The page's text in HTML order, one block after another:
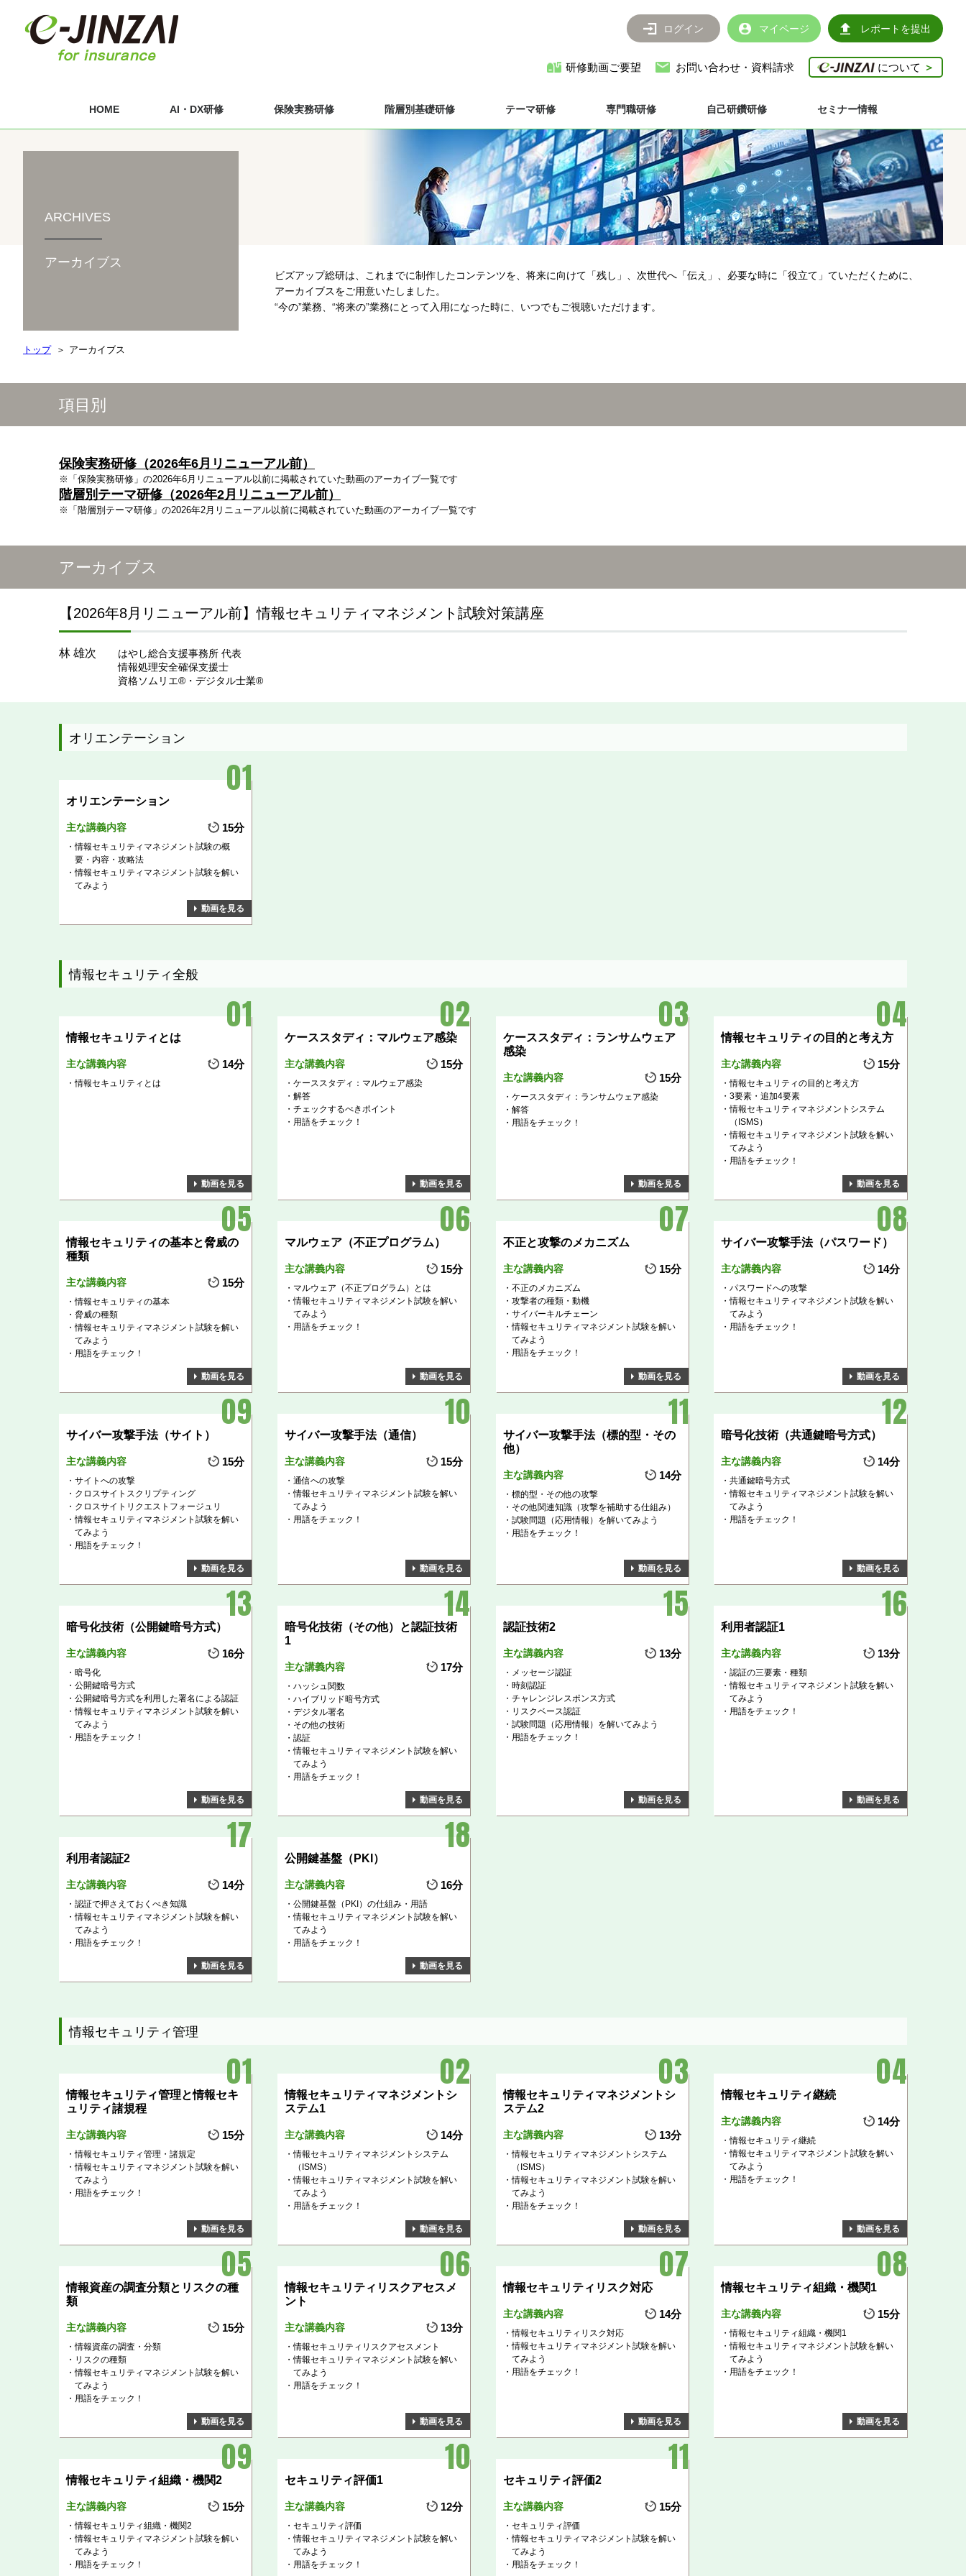
ログイン マイページ レポートを提出
研修動画ご要望 お問い合わせ・資料請求 について ＞
HOME AI・DX研修 保険実務研修 階層別基礎研修 テーマ研修 専門職研修 自己研鑽研修 セミナー情報
ARCHIVES
アーカイブス
ビズアップ総研は、これまでに制作したコンテンツを、将来に向けて「残し」、次世代へ「伝え」、必要な時に「役立て」ていただくために、
アーカイブスをご用意いたしました。
“今の”業務、“将来の”業務にとって入用になった時に、いつでもご視聴いただけます。
トップ アーカイブス
項目別
保険実務研修（2026年6月リニューアル前）
※「保険実務研修」の2026年6月リニューアル以前に掲載されていた動画のアーカイブ一覧です
階層別テーマ研修（2026年2月リニューアル前）
※「階層別テーマ研修」の2026年2月リニューアル以前に掲載されていた動画のアーカイブ一覧です
アーカイブス
【2026年8月リニューアル前】情報セキュリティマネジメント試験対策講座
林 雄次
はやし総合支援事務所 代表
情報処理安全確保支援士
資格ソムリエ®・デジタル士業®
オリエンテーション
オリエンテーション
主な講義内容 15分
情報セキュリティマネジメント試験の概
要・内容・攻略法
情報セキュリティマネジメント試験を解い
てみよう
動画を見る
情報セキュリティ全般
情報セキュリティとは
主な講義内容 14分
情報セキュリティとは
動画を見る
ケーススタディ：マルウェア感染
主な講義内容 15分
ケーススタディ：マルウェア感染
解答
チェックするべきポイント
用語をチェック！
動画を見る
ケーススタディ：ランサムウェア
感染
主な講義内容 15分
ケーススタディ：ランサムウェア感染
解答
用語をチェック！
動画を見る
情報セキュリティの目的と考え方
主な講義内容 15分
情報セキュリティの目的と考え方
3要素・追加4要素
情報セキュリティマネジメントシステム
（ISMS）
情報セキュリティマネジメント試験を解い
てみよう
用語をチェック！
動画を見る
情報セキュリティの基本と脅威の
種類
主な講義内容 15分
情報セキュリティの基本
脅威の種類
情報セキュリティマネジメント試験を解い
てみよう
用語をチェック！
動画を見る
マルウェア（不正プログラム）
主な講義内容 15分
マルウェア（不正プログラム）とは
情報セキュリティマネジメント試験を解い
てみよう
用語をチェック！
動画を見る
不正と攻撃のメカニズム
主な講義内容 15分
不正のメカニズム
攻撃者の種類・動機
サイバーキルチェーン
情報セキュリティマネジメント試験を解い
てみよう
用語をチェック！
動画を見る
サイバー攻撃手法（パスワード）
主な講義内容 14分
パスワードへの攻撃
情報セキュリティマネジメント試験を解い
てみよう
用語をチェック！
動画を見る
サイバー攻撃手法（サイト）
主な講義内容 15分
サイトへの攻撃
クロスサイトスクリプティング
クロスサイトリクエストフォージュリ
情報セキュリティマネジメント試験を解い
てみよう
用語をチェック！
動画を見る
サイバー攻撃手法（通信）
主な講義内容 15分
通信への攻撃
情報セキュリティマネジメント試験を解い
てみよう
用語をチェック！
動画を見る
サイバー攻撃手法（標的型・その
他）
主な講義内容 14分
標的型・その他の攻撃
その他関連知識（攻撃を補助する仕組み）
試験問題（応用情報）を解いてみよう
用語をチェック！
動画を見る
暗号化技術（共通鍵暗号方式）
主な講義内容 14分
共通鍵暗号方式
情報セキュリティマネジメント試験を解い
てみよう
用語をチェック！
動画を見る
暗号化技術（公開鍵暗号方式）
主な講義内容 16分
暗号化
公開鍵暗号方式
公開鍵暗号方式を利用した署名による認証
情報セキュリティマネジメント試験を解い
てみよう
用語をチェック！
動画を見る
暗号化技術（その他）と認証技術
1
主な講義内容 17分
ハッシュ関数
ハイブリッド暗号方式
デジタル署名
その他の技術
認証
情報セキュリティマネジメント試験を解い
てみよう
用語をチェック！
動画を見る
認証技術2
主な講義内容 13分
メッセージ認証
時刻認証
チャレンジレスポンス方式
リスクベース認証
試験問題（応用情報）を解いてみよう
用語をチェック！
動画を見る
利用者認証1
主な講義内容 13分
認証の三要素・種類
情報セキュリティマネジメント試験を解い
てみよう
用語をチェック！
動画を見る
利用者認証2
主な講義内容 14分
認証で押さえておくべき知識
情報セキュリティマネジメント試験を解い
てみよう
用語をチェック！
動画を見る
公開鍵基盤（PKI）
主な講義内容 16分
公開鍵基盤（PKI）の仕組み・用語
情報セキュリティマネジメント試験を解い
てみよう
用語をチェック！
動画を見る
情報セキュリティ管理
情報セキュリティ管理と情報セキ
ュリティ諸規程
主な講義内容 15分
情報セキュリティ管理・諸規定
情報セキュリティマネジメント試験を解い
てみよう
用語をチェック！
動画を見る
情報セキュリティマネジメントシ
ステム1
主な講義内容 14分
情報セキュリティマネジメントシステム
（ISMS）
情報セキュリティマネジメント試験を解い
てみよう
用語をチェック！
動画を見る
情報セキュリティマネジメントシ
ステム2
主な講義内容 13分
情報セキュリティマネジメントシステム
（ISMS）
情報セキュリティマネジメント試験を解い
てみよう
用語をチェック！
動画を見る
情報セキュリティ継続
主な講義内容 14分
情報セキュリティ継続
情報セキュリティマネジメント試験を解い
てみよう
用語をチェック！
動画を見る
情報資産の調査分類とリスクの種
類
主な講義内容 15分
情報資産の調査・分類
リスクの種類
情報セキュリティマネジメント試験を解い
てみよう
用語をチェック！
動画を見る
情報セキュリティリスクアセスメ
ント
主な講義内容 13分
情報セキュリティリスクアセスメント
情報セキュリティマネジメント試験を解い
てみよう
用語をチェック！
動画を見る
情報セキュリティリスク対応
主な講義内容 14分
情報セキュリティリスク対応
情報セキュリティマネジメント試験を解い
てみよう
用語をチェック！
動画を見る
情報セキュリティ組織・機関1
主な講義内容 15分
情報セキュリティ組織・機関1
情報セキュリティマネジメント試験を解い
てみよう
用語をチェック！
動画を見る
情報セキュリティ組織・機関2
主な講義内容 15分
情報セキュリティ組織・機関2
情報セキュリティマネジメント試験を解い
てみよう
用語をチェック！
セキュリティ評価1
主な講義内容 12分
セキュリティ評価
情報セキュリティマネジメント試験を解い
てみよう
用語をチェック！
セキュリティ評価2
主な講義内容 15分
セキュリティ評価
情報セキュリティマネジメント試験を解い
てみよう
用語をチェック！